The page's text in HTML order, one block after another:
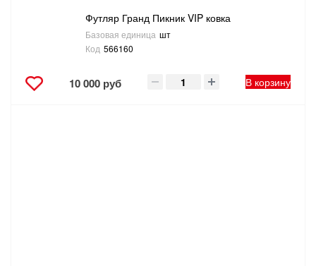
Футляр Гранд Пикник VIP ковка
Базовая единица шт
Код 566160
10 000 руб В корзину